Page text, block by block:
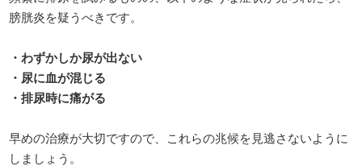
膀胱炎を疑うべきです。
・わずかしか尿が出ない
・尿に血が混じる
・排尿時に痛がる
早めの治療が大切ですので、これらの兆候を見逃さないように
しましょう。